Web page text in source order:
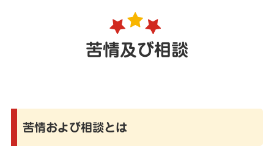
苦情及び相談
苦情および相談とは